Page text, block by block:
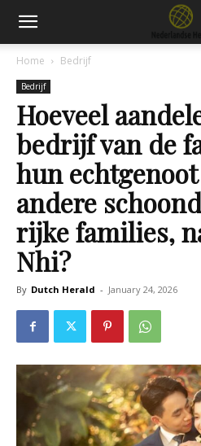
Home Bedrijf
Bedrijf
Hoeveel
bedrijf van de
hun
andere
rijke families,
Nhi?
By Dutch Herald - January 24, 2026